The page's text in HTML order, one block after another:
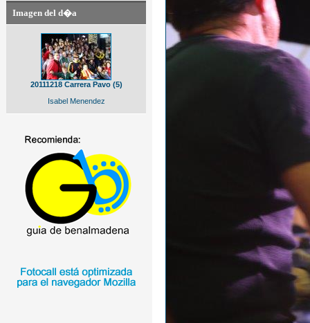
Imagen del d�a
20111218 Carrera Pavo (5)
Isabel Menendez